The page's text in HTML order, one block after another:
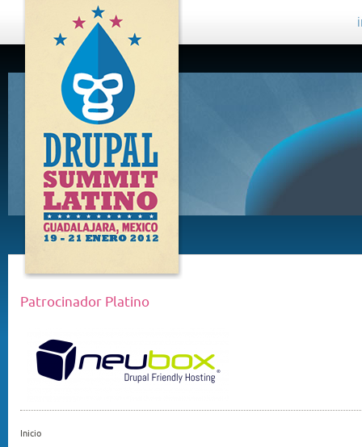
DRUPAL
SUMMIT
LATINO,
GUADALAJARA
2012
Patrocinador Platino
Inicio